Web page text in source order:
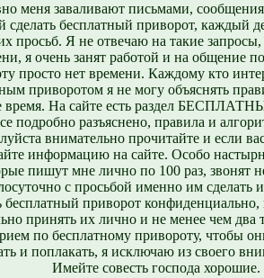
меня заваливают письмами,
сделать бесплатный приворот, каждый
просьб. Я не отвечаю на такие
я очень занят работой и на общение
просто нет времени. Каждому кто
приворотом я не могу объяснять
время. На сайте есть раздел
подробно разъяснено, правила и
внимательно прочитайте и если
информацию на сайте. Особо
пишут мне лично по 100 раз, звонят
с просьбой именно им сделать
бесплатный приворот конфиденциально,
принять их лично и не менее чем два
по бесплатному привороту, чтобы
и поплакать, я исключаю из своего
Имейте совесть господа хорошие.